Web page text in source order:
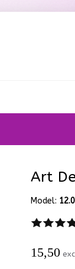
Art
Model:
15,50